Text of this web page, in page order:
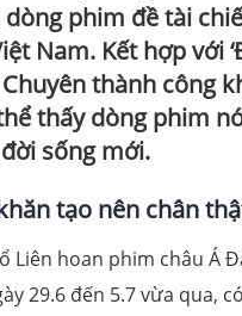
phim đề tài
Nam. Kết hợp với
thành công
thấy dòng phim
sống mới.
tạo nên chân
Liên hoan phim châu Á
29.6 đến 5.7 vừa qua,